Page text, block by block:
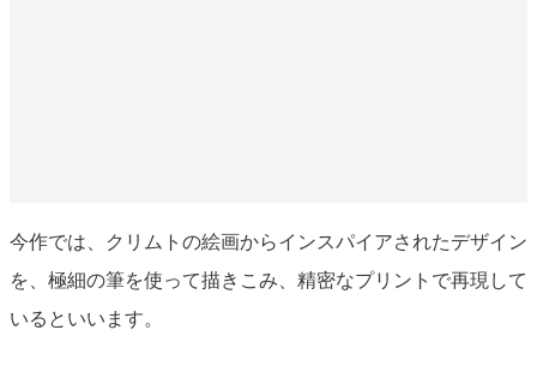
今作では、クリムトの絵画からインスパイアされたデザイン
を、極細の筆を使って描きこみ、精密なプリントで再現して
いるといいます。